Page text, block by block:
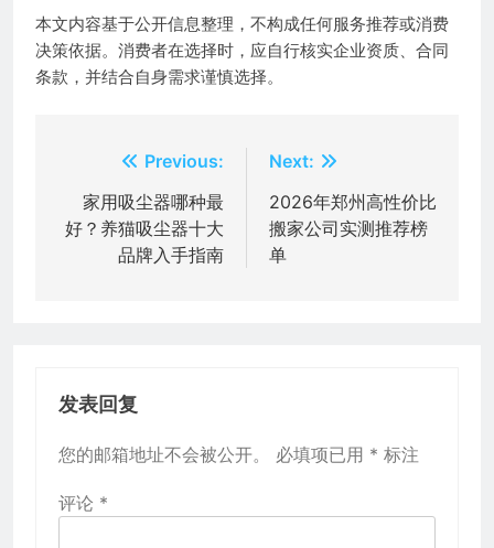
本文内容基于公开信息整理，不构成任何服务推荐或消费
决策依据。消费者在选择时，应自行核实企业资质、合同
条款，并结合自身需求谨慎选择。
导
Previous:
家用吸尘器哪种最
好？养猫吸尘器十大
品牌入手指南
Next:
2026年郑州高性价比
搬家公司实测推荐榜
单
发表回复
您的邮箱地址不会被公开。 必填项已用 * 标注
评论 *